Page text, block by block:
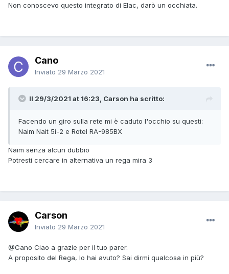
Non conoscevo questo integrato di Elac, darò un occhiata.
Cano
Inviato 29 Marzo 2021
Il 29/3/2021 at 16:23, Carson ha scritto:
Facendo un giro sulla rete mi è caduto l'occhio su questi:
Naim Nait 5i-2 e Rotel RA-985BX
Naim senza alcun dubbio
Potresti cercare in alternativa un rega mira 3
Carson
Inviato 29 Marzo 2021
@Cano Ciao a grazie per il tuo parer.
A proposito del Rega, lo hai avuto? Sai dirmi qualcosa in più?